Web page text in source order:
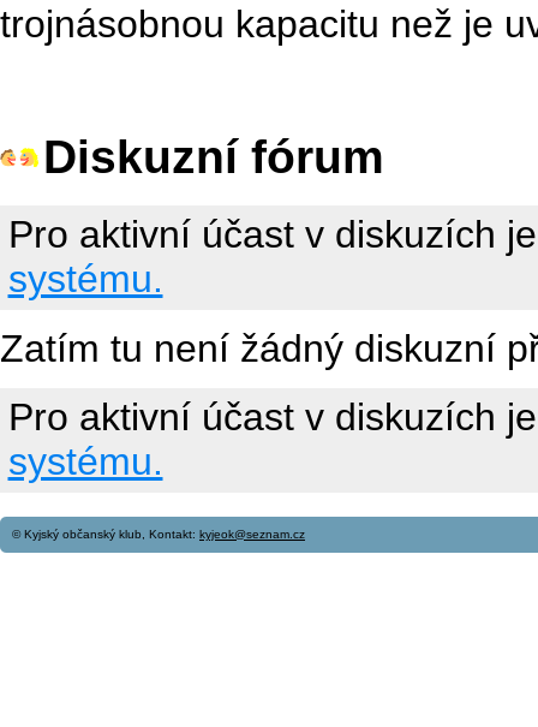
trojnásobnou kapacitu než je
Diskuzní fórum
Pro aktivní účast v diskuzích
systému.
Zatím tu není žádný diskuzní
Pro aktivní účast v diskuzích
systému.
© Kyjský občanský klub, Kontakt: kyjeok@seznam.cz